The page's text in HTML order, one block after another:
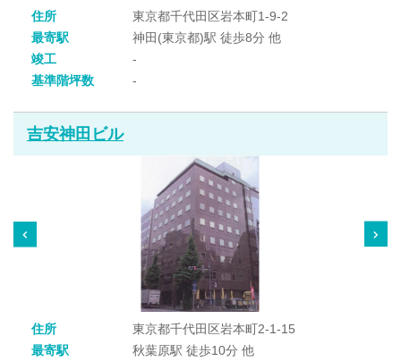
住所
東京都千代田区岩本町1-9-2
最寄駅
神田(東京都)駅 徒歩8分 他
竣工
-
基準階坪数
-
吉安神田ビル
住所
東京都千代田区岩本町2-1-15
最寄駅
秋葉原駅 徒歩10分 他